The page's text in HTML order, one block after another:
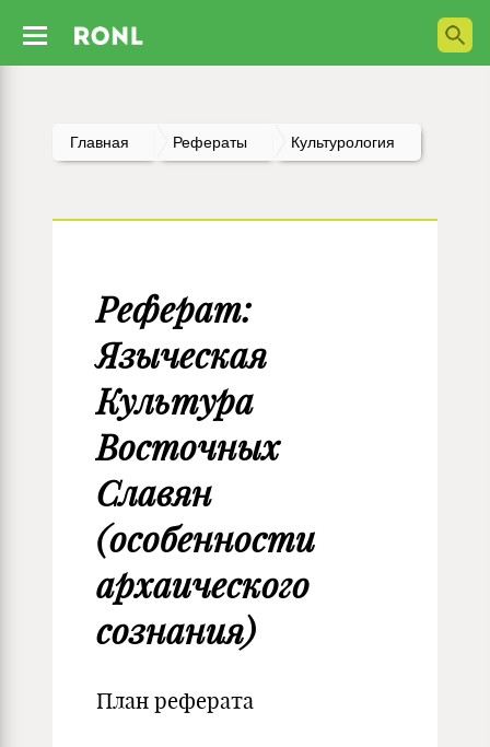
Главная Рефераты Культурология
Реферат:
Языческая
Культура
Восточных
Славян
(особенности
архаического
сознания)
План реферата